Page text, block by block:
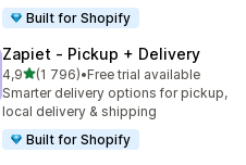
Built for Shopify
Zapiet ‑ Pickup + Delivery
4,9av 5 stjerner
(1 796)
Totalt 1796 omtaler
•Free trial available
Smarter delivery options for pickup,
local delivery & shipping
Built for Shopify